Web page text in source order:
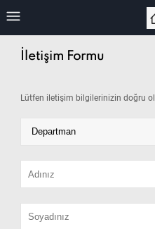
İletişim Formu
Lütfen iletişim bilgilerinizin doğru